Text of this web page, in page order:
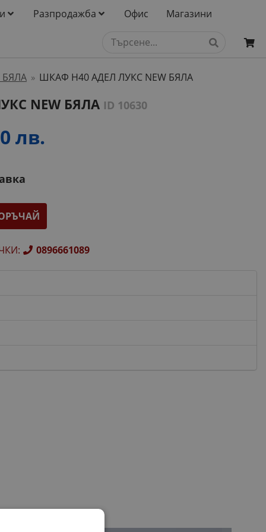
Разпродажба Офис Магазини
БЯЛА » ШКАФ H40 АДЕЛ ЛУКС NEW БЯЛА
NEW БЯЛА ID 10630
лв.
: 0896661089